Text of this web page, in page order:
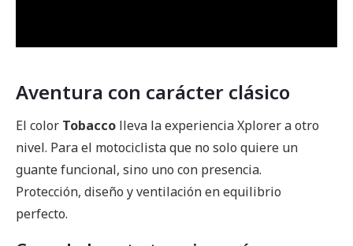
Aventura con carácter clásico
El color Tobacco lleva la experiencia Xplorer a otro
nivel. Para el motociclista que no solo quiere un
guante funcional, sino uno con presencia.
Protección, diseño y ventilación en equilibrio
perfecto.